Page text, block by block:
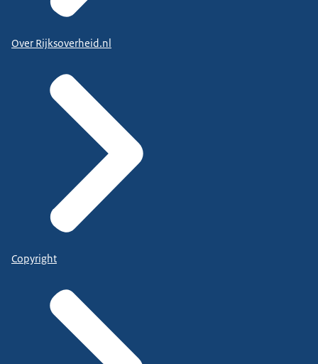
Over Rijksoverheid.nl
Copyright